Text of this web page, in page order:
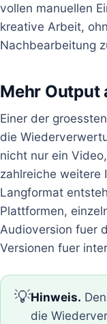
vollen manuellen
kreative Arbeit,
Nachbearbeitung
Mehr Output
Einer der
die
nicht nur ein
zahlreiche weitere
Langformat
Plattformen,
Audioversion fuer
Versionen fuer
💡Hinweis.
die